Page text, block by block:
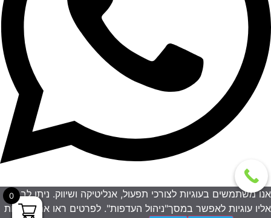
0
אנו משתמשים בעוגיות לצורכי תפעול, אנליטיקה ושיווק. ניתן לבחור
אליו עוגיות לאפשר במסך"ניהול העדפות". לפרטים ראו את מדיניות